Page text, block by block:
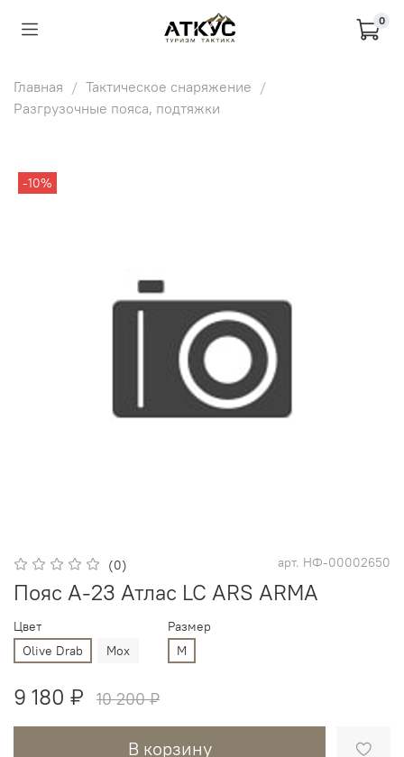
0
Главная
Тактическое снаряжение
Разгрузочные пояса, подтяжки
-10%
(0) арт. НФ-00002650
Пояс A-23 Атлас LC ARS ARMA
Цвет
Olive Drab
Мох
Размер
M
9 180 ₽ 10 200 ₽
В корзину